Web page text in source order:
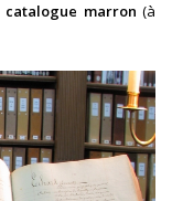
catalogue marron (à